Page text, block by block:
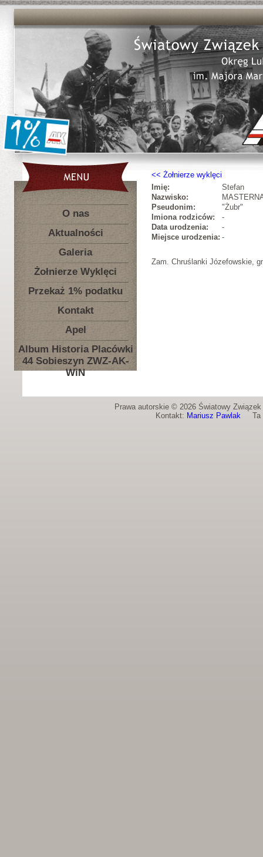
O nas
Aktualności
Galeria
Żołnierze Wyklęci
Przekaż 1% podatku
Kontakt
Apel
Album Historia Placówki
44 Sobieszyn ZWZ-AK-
WiN
Żołnierze wyklęci
Imię:
Stefan
Nazwisko:
Pseudonim:
"Żubr"
Imiona rodziców:
-
Data urodzenia:
-
Miejsce urodzenia: -
Zam. Chruślanki Józefowskie,
Prawa autorskie © 2026 Światowy
Kontakt: Mariusz PawlakTa